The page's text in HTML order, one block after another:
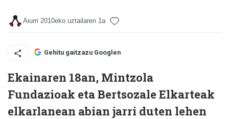
Aiurri 2010eko uztailaren 1a
Gehitu gaitzazu Googlen
Ekainaren 18an, Mintzola
Fundazioak eta Bertsozale Elkarteak
elkarlanean abian jarri duten lehen